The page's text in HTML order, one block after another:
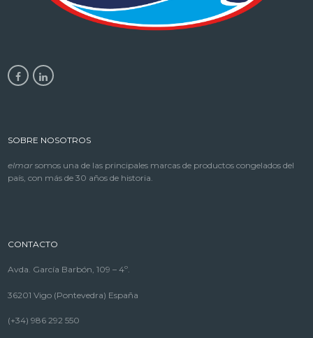
SOBRE NOSOTROS
elmar somos una de las principales marcas de productos congelados del
país, con más de 30 años de historia.
CONTACTO
Avda. García Barbón, 109 – 4º.
36201 Vigo (Pontevedra) España
(+34) 986 292 550